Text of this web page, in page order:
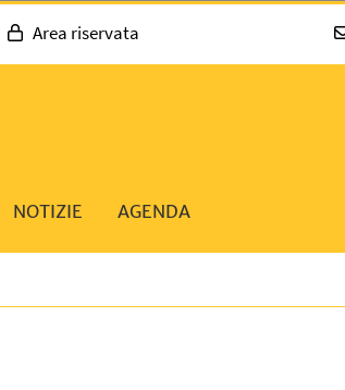
Area riservata
NOTIZIE AGENDA